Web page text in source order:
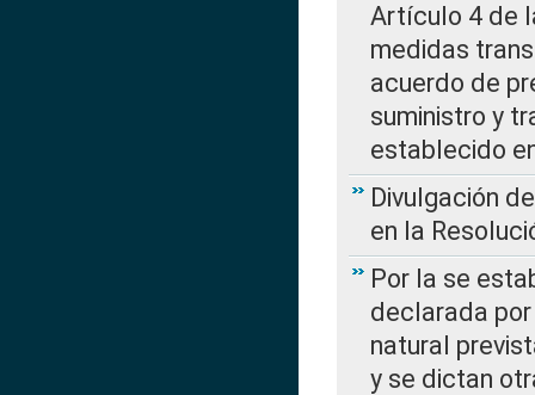
Artículo 4 de
medidas
acuerdo de
suministro y
establecido
Divulgación
en la
Por la se
declarada
natural
y se dictan